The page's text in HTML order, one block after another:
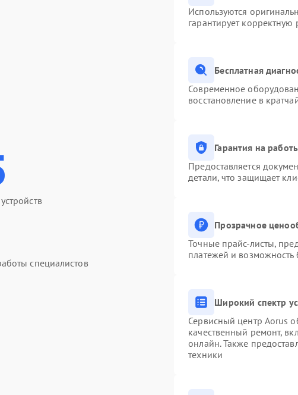
специалистов
Используются
гарантирует корректную
Бесплатная
Современное
восстановление в
Гарантия на
Предоставляется
детали, что защищает
Прозрачное
Точные прайс-листы,
платежей и возможность
Широкий спектр
Сервисный центр Aorus
качественный ремонт,
онлайн. Также
техники